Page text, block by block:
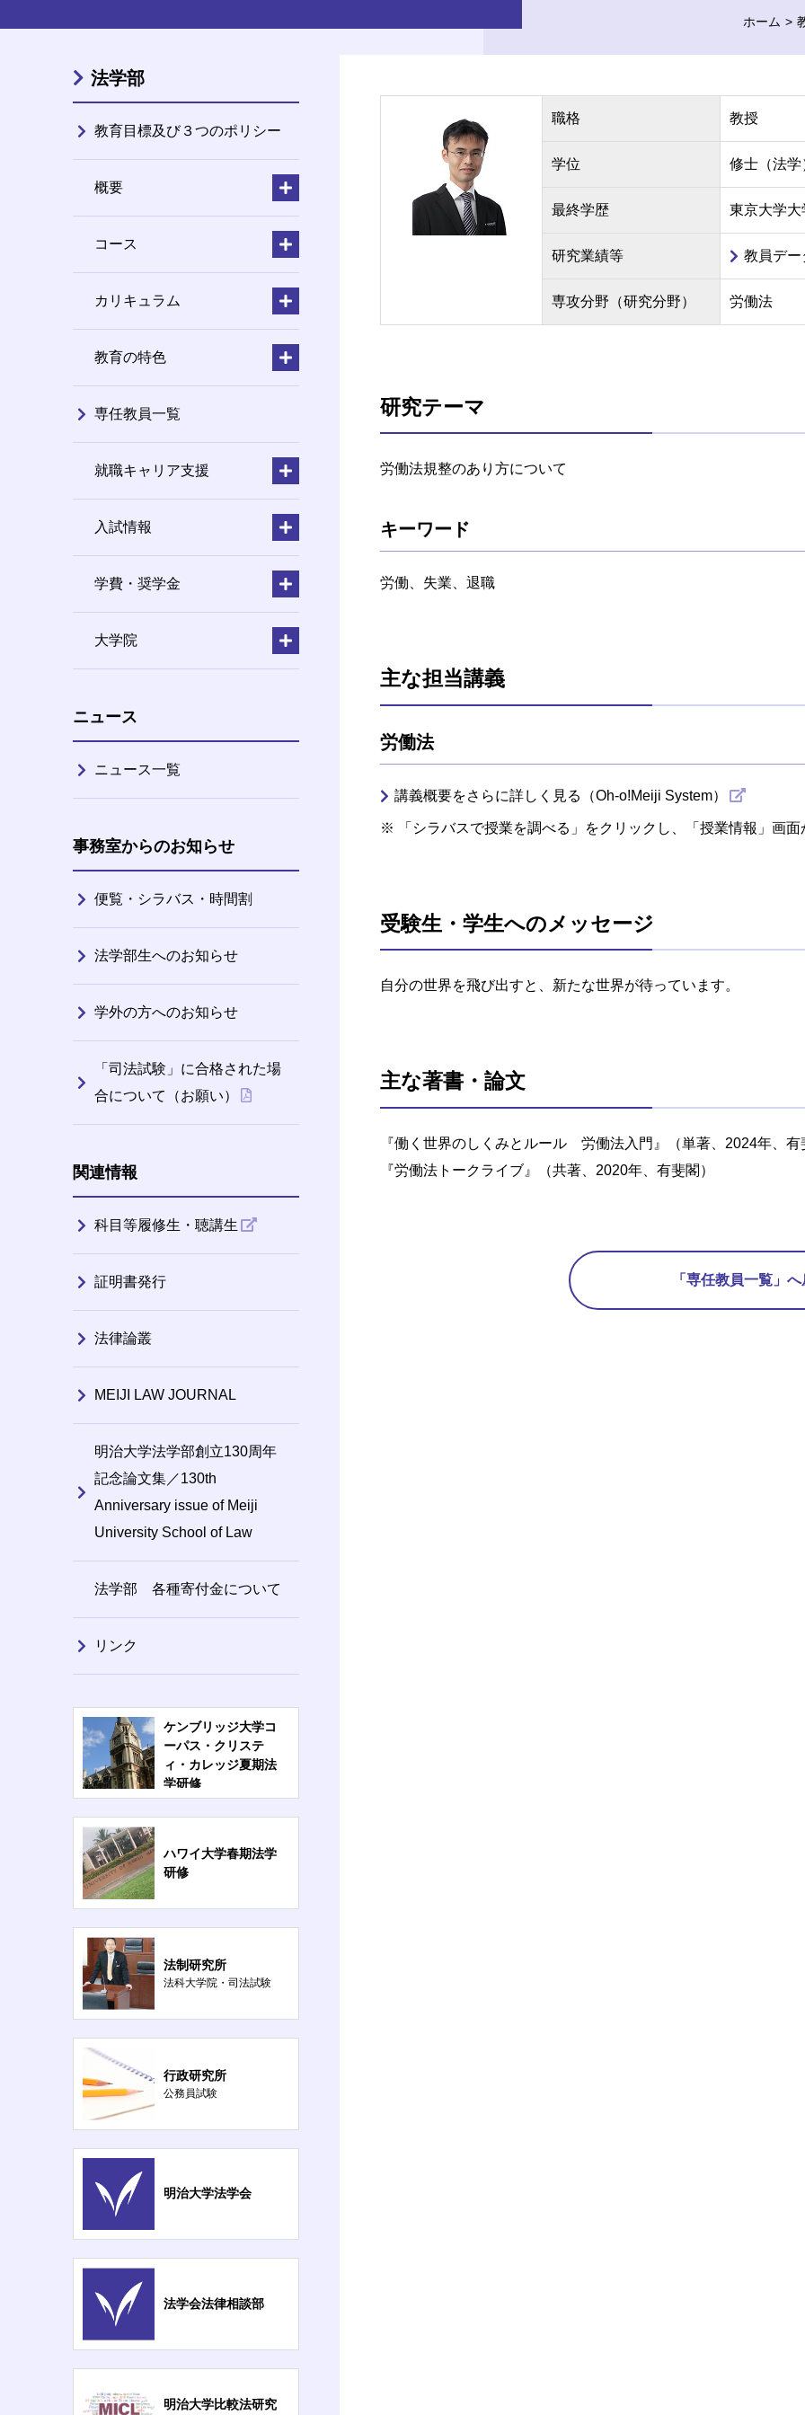
ホーム
職格 教授
学位 修士（法学
最終学歴 東京大学大
研究業績等 教員デ
専攻分野（研究分野） 労働法
研究テーマ
労働法規整のあり方について
キーワード
労働、失業、退職
主な担当講義
労働法
講義概要をさらに詳しく見る（Oh-o!Meiji System）
「シラバスで授業を調べる」をクリックし、「授業情報」画
受験生・学生へのメッセージ
自分の世界を飛び出すと、新たな世界が待っています。
主な著書・論文
『働く世界のしくみとルール 労働法入門』（単著、2024年、有
『労働法トークライブ』（共著、2020年、有斐閣）
「専任教員一覧」
法学部
教育目標及び３つのポリシー
概要
コース
カリキュラム
教育の特色
専任教員一覧
就職キャリア支援
入試情報
学費・奨学金
大学院
ニュース
ニュース一覧
事務室からのお知らせ
便覧・シラバス・時間割
法学部生へのお知らせ
学外の方へのお知らせ
「司法試験」に合格された場
合について（お願い）
関連情報
科目等履修生・聴講生
証明書発行
法律論叢
MEIJI LAW JOURNAL
明治大学法学部創立130周年
記念論文集／130th
Anniversary issue of Meiji
University School of Law
法学部 各種寄付金について
リンク
ケンブリッジ大学コ
ーパス・クリステ
ィ・カレッジ夏期法
学研修
ハワイ大学春期法学
研修
法制研究所
法科大学院・司法試験
行政研究所
公務員試験
明治大学法学会
法学会法律相談部
明治大学比較法研究